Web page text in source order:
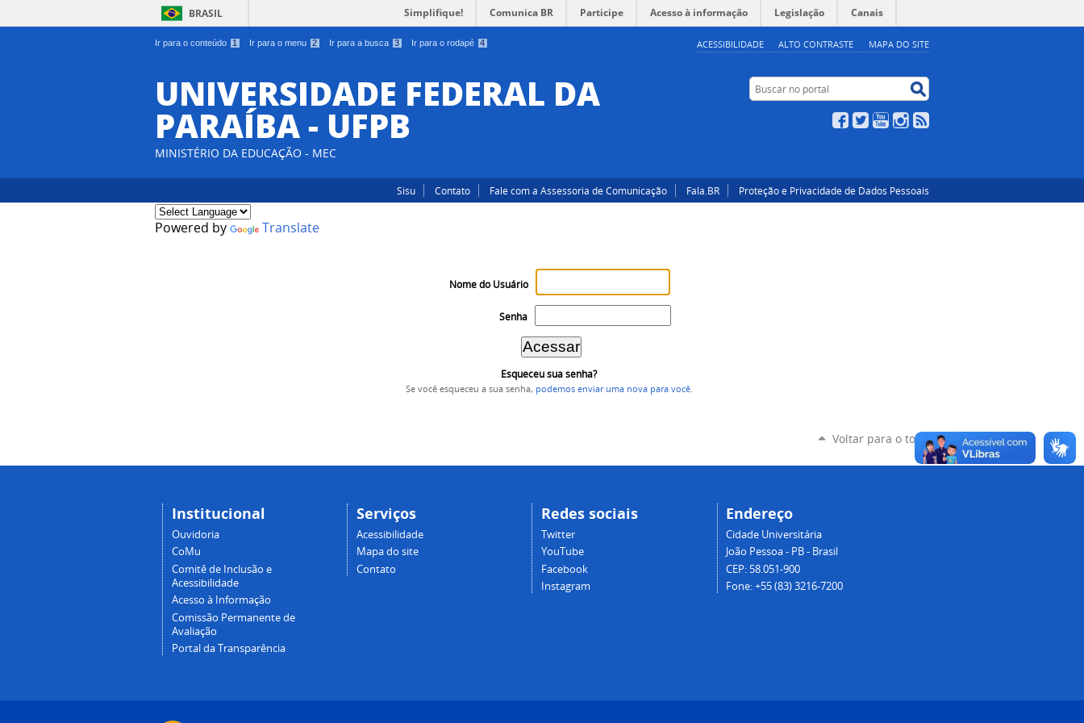
Ir para o conteúdo 1 Ir para o menu 2 Ir para a busca 3 Ir para o rodapé 4 ACESSIBILIDADE ALTO CONTRASTE MAPA DO SITE
BRASIL Simplifique! Comunica BR Participe Acesso à informação Legislação Canais
UNIVERSIDADE FEDERAL DA
PARAÍBA - UFPB
MINISTÉRIO DA EDUCAÇÃO - MEC
Buscar no portal
Facebook
TwitterYouTubeInstagram
Sisu Contato Fale com a Assessoria de Comunicação Fala.BR Proteção e Privacidade de Dados Pessoais
Powered by Translate
Nome do Usuário
Senha
Esqueceu sua senha?
Se você esqueceu a sua senha, podemos enviar uma nova para você.
Voltar para o topo
Institucional
Ouvidoria
CoMu
Comitê de Inclusão e
Acessibilidade
Acesso à Informação
Comissão Permanente de
Avaliação
Portal da Transparência
Serviços
Acessibilidade
Mapa do site
Contato
Redes sociais
Twitter
YouTube
Facebook
Instagram
Endereço
Cidade Universitária
João Pessoa - PB - Brasil
CEP: 58.051-900
Fone: +55 (83) 3216-7200